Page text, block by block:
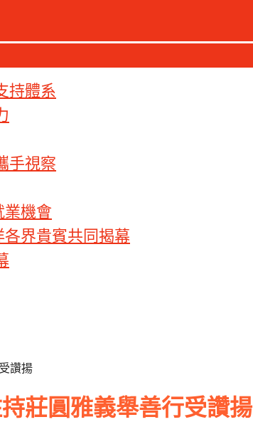
持體系
手視察
業機會
界貴賓共同揭幕
讚揚
莊圓雅義舉善行受讚揚